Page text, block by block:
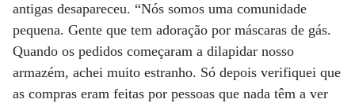
antigas desapareceu. “Nós somos uma comunidade
pequena. Gente que tem adoração por máscaras de gás.
Quando os pedidos começaram a dilapidar nosso
armazém, achei muito estranho. Só depois verifiquei que
as compras eram feitas por pessoas que nada têm a ver